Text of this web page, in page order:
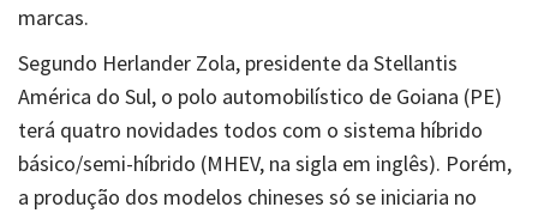
marcas.
Segundo Herlander Zola, presidente da Stellantis
América do Sul, o polo automobilístico de Goiana (PE)
terá quatro novidades todos com o sistema híbrido
básico/semi-híbrido (MHEV, na sigla em inglês). Porém,
a produção dos modelos chineses só se iniciaria no